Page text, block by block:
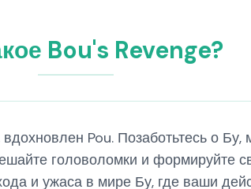
Bou's Revenge?
Pou. Позаботьтесь о
головоломки и формируйте
и ужаса в мире Бу, где ваши